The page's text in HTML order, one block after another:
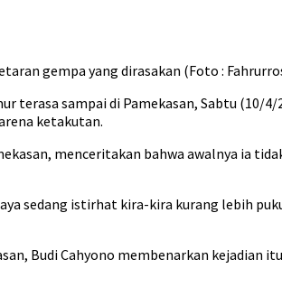
gempa yang dirasakan (Foto :
terasa sampai di Pamekasan, Sabtu
ketakutan.
menceritakan bahwa awalnya ia
sedang istirhat kira-kira kurang lebih
Budi Cahyono membenarkan